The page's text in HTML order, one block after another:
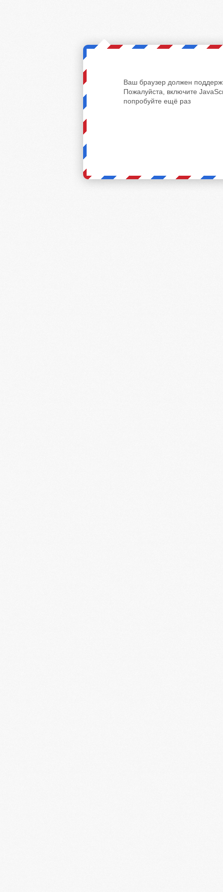
Ваш браузер должен
Пожалуйста, включите
попробуйте ещё раз